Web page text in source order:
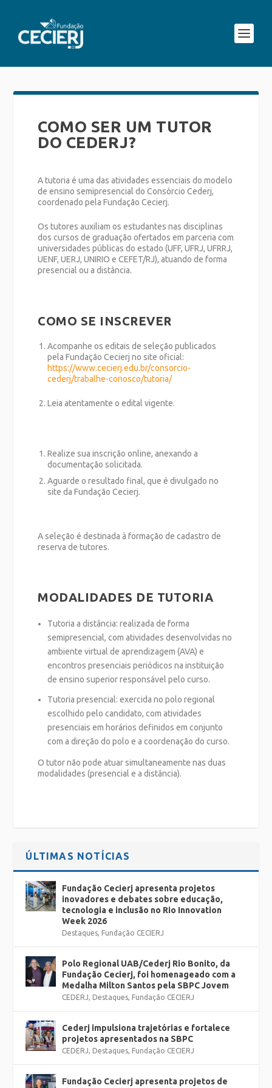
COMO SER UM TUTOR
DO CEDERJ?
A tutoria é uma das atividades essenciais do modelo
de ensino semipresencial do Consórcio Cederj,
coordenado pela Fundação Cecierj.
Os tutores auxiliam os estudantes nas disciplinas
dos cursos de graduação ofertados em parceria com
universidades públicas do estado (UFF, UFRJ, UFRRJ,
UENF, UERJ, UNIRIO e CEFET/RJ), atuando de forma
presencial ou a distância.
COMO SE INSCREVER
Acompanhe os editais de seleção publicados
pela Fundação Cecierj no site oficial:
https://www.cecierj.edu.br/consorcio-
cederj/trabalhe-conosco/tutoria/
Leia atentamente oedital vigente.
Realize sua inscrição online, anexando a
documentação solicitada.
Aguarde oresultado final, que é divulgado no
site da Fundação Cecierj.
A seleção é destinada à formação decadastro de
reserva de tutores.
MODALIDADES DE TUTORIA
Tutoria a distância: realizada de forma
semipresencial, com atividades desenvolvidas no
ambiente virtual de aprendizagem (AVA) e
encontros presenciais periódicos na instituição
de ensino superior responsável pelo curso.
Tutoria presencial: exercida no polo regional
escolhido pelo candidato, com atividades
presenciais em horários definidos em conjunto
com a direção do polo e a coordenação do curso.
O tutornão pode atuar simultaneamente nas duas
modalidades (presencial e a distância).
ÚLTIMAS NOTÍCIAS
Fundação Cecierj apresenta projetos
inovadores e debates sobre educação,
tecnologia e inclusão no Rio Innovation
Week 2026
Destaques, Fundação CECIERJ
Polo Regional UAB/Cederj Rio Bonito, da
Fundação Cecierj, foi homenageado com a
Medalha Milton Santos pela SBPC Jovem
CEDERJ, Destaques, Fundação CECIERJ
Cederj impulsiona trajetórias e fortalece
projetos apresentados na SBPC
CEDERJ, Destaques, Fundação CECIERJ
Fundação Cecierj apresenta projetos de